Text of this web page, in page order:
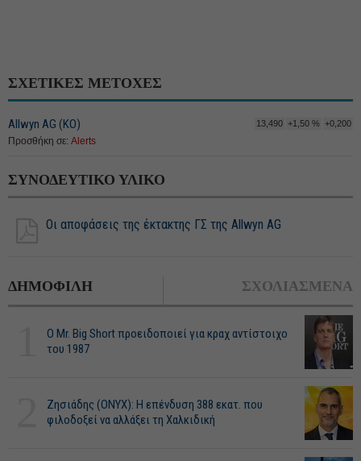
ΣΧΕΤΙΚΕΣ ΜΕΤΟΧΕΣ
Allwyn AG (ΚΟ) 13,490 +1,50 % +0,200
Προσθήκη σε: Alerts
ΣΥΝΟΔΕΥΤΙΚΟ ΥΛΙΚΟ
Oι αποφάσεις της έκτακτης ΓΣ της Allwyn AG
ΔΗΜΟΦΙΛΗ ΣΧΟΛΙΑΣΜΕΝΑ
O Mr. Big Short προειδοποιεί για κραχ αντίστοιχο
του 1987
Ζησιάδης (ONYX): Η επένδυση 388 εκατ. που
φιλοδοξεί να αλλάξει τη Χαλκιδική